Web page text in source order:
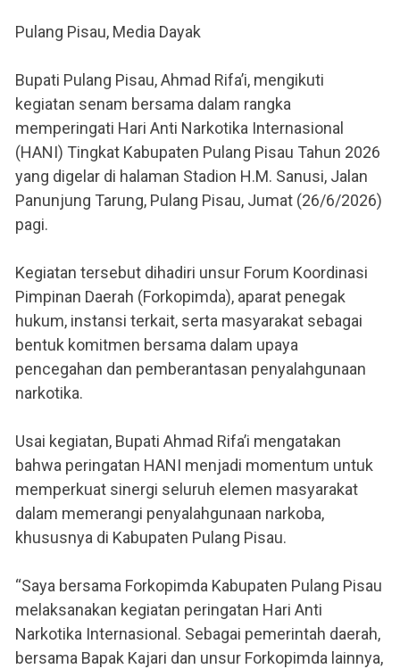
Pulang Pisau, Media Dayak
Bupati Pulang Pisau, Ahmad Rifa’i, mengikuti
kegiatan senam bersama dalam rangka
memperingati Hari Anti Narkotika Internasional
(HANI) Tingkat Kabupaten Pulang Pisau Tahun 2026
yang digelar di halaman Stadion H.M. Sanusi, Jalan
Panunjung Tarung, Pulang Pisau, Jumat (26/6/2026)
pagi.
Kegiatan tersebut dihadiri unsur Forum Koordinasi
Pimpinan Daerah (Forkopimda), aparat penegak
hukum, instansi terkait, serta masyarakat sebagai
bentuk komitmen bersama dalam upaya
pencegahan dan pemberantasan penyalahgunaan
narkotika.
Usai kegiatan, Bupati Ahmad Rifa’i mengatakan
bahwa peringatan HANI menjadi momentum untuk
memperkuat sinergi seluruh elemen masyarakat
dalam memerangi penyalahgunaan narkoba,
khususnya di Kabupaten Pulang Pisau.
“Saya bersama Forkopimda Kabupaten Pulang Pisau
melaksanakan kegiatan peringatan Hari Anti
Narkotika Internasional. Sebagai pemerintah daerah,
bersama Bapak Kajari dan unsur Forkopimda lainnya,